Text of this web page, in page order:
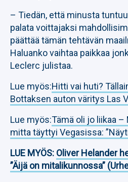
– Tiedän, että minusta
palata voittajaksi
päättää tämän tehtävän
Haluanko vaihtaa paikkaa
Leclerc julistaa.
Lue myös:Hitti vai huti?
Bottaksen auton väritys Las
Lue myös:Tämä oli jo liikaa
mitta täyttyi Vegasissa:
LUE MYÖS: Oliver Helander
”Äijä on mitalikunnossa”